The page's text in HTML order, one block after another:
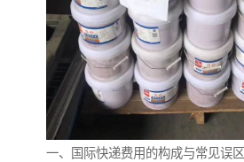
一、国际快递费用的构成与常见误区